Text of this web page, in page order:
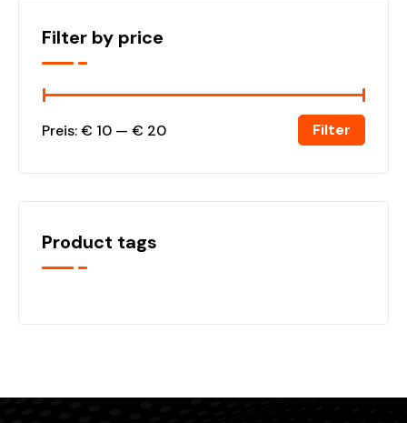
Filter by price
Filter
Preis:€ 10 — € 20
Product tags